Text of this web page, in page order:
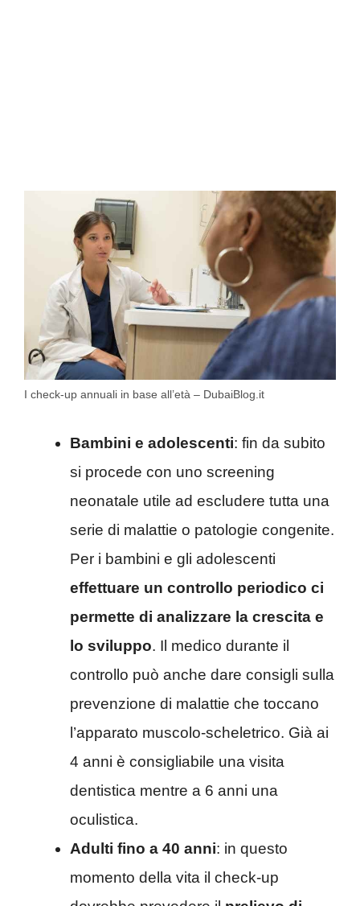
I check-up annuali in base all’età – DubaiBlog.it
Bambini e adolescenti: fin da subito
si procede con uno screening
neonatale utile ad escludere tutta una
serie di malattie o patologie congenite.
Per i bambini e gli adolescenti
effettuare un controllo periodico ci
permette di analizzare la crescita e
lo sviluppo. Il medico durante il
controllo può anche dare consigli sulla
prevenzione di malattie che toccano
l’apparato muscolo-scheletrico. Già ai
4 anni è consigliabile una visita
dentistica mentre a 6 anni una
oculistica.
Adulti fino a 40 anni: in questo
momento della vita il check-up